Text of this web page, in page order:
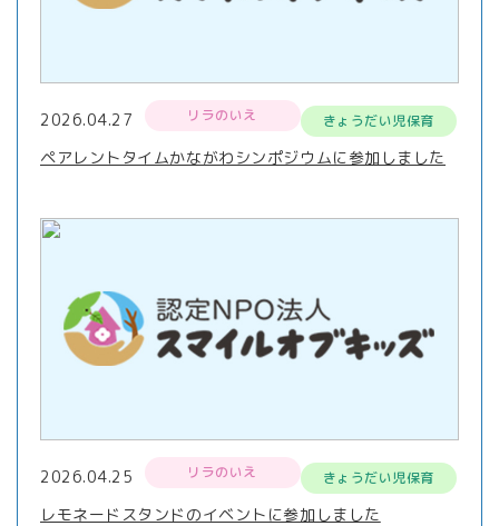
2026.04.27 リラのいえ きょうだい児保育
ペアレントタイムかながわシンポジウムに参加しました
2026.04.25 リラのいえ きょうだい児保育
レモネードスタンドのイベントに参加しました